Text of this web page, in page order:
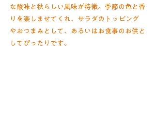
な酸味と秋らしい風味が特徴。季節の色と香
りを楽しませてくれ、サラダのトッピング
やおつまみとして、あるいはお食事のお供と
してぴったりです。